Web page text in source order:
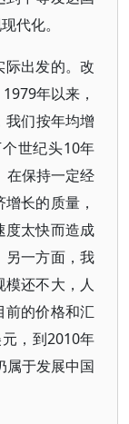
代化。
出发的。改
年以来，
我们按年均增
世纪头10年
在保持一定经
长的质量，
度太快而造成
另一方面，我
还不大，人
的价格和汇
，到2010年
属于发展中国